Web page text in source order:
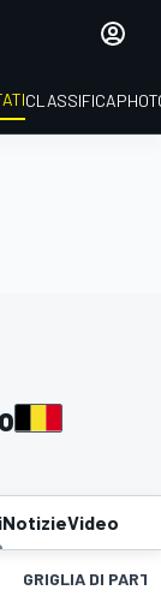
CLASSIFICA
NotizieVideo
GRIGLIA DI